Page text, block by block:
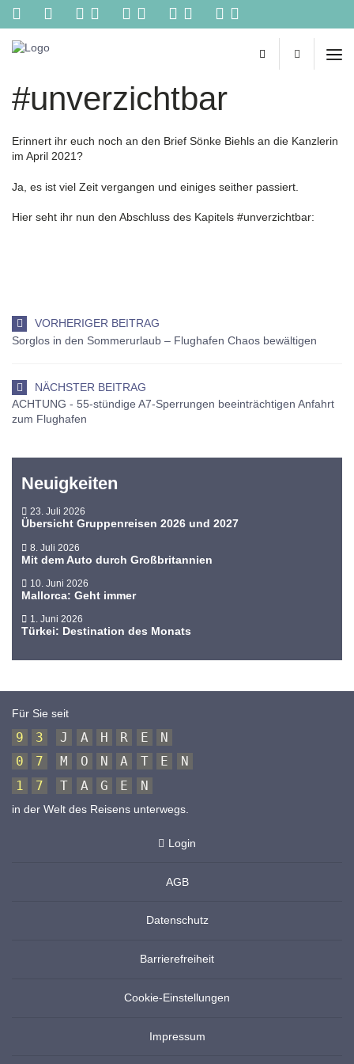
Kontakt
Ihr
persönliches
im
Netz.
von
online
einer
#unverzichtbar
Erinnert ihr euch noch an den Brief Sönke Biehls an die Kanzlerin
im April 2021?
Ja, es ist viel Zeit vergangen und einiges seither passiert.
Hier seht ihr nun den Abschluss des Kapitels #unverzichtbar:
VORHERIGER BEITRAG
Sorglos in den Sommerurlaub – Flughafen Chaos bewältigen
NÄCHSTER BEITRAG
ACHTUNG - 55-stündige A7-Sperrungen beeinträchtigen Anfahrt
zum Flughafen
Neuigkeiten
23. Juli 2026
Übersicht Gruppenreisen 2026 und 2027
8. Juli 2026
Mit dem Auto durch Großbritannien
10. Juni 2026
Mallorca: Geht immer
1. Juni 2026
Türkei: Destination des Monats
Für Sie seit
9 3 J A H R E
N
0
7 M O N A T E
N
1
7 T A G E N
in der Welt des Reisens unterwegs.
Login
AGB
Datenschutz
Barrierefreiheit
Cookie-Einstellungen
Impressum